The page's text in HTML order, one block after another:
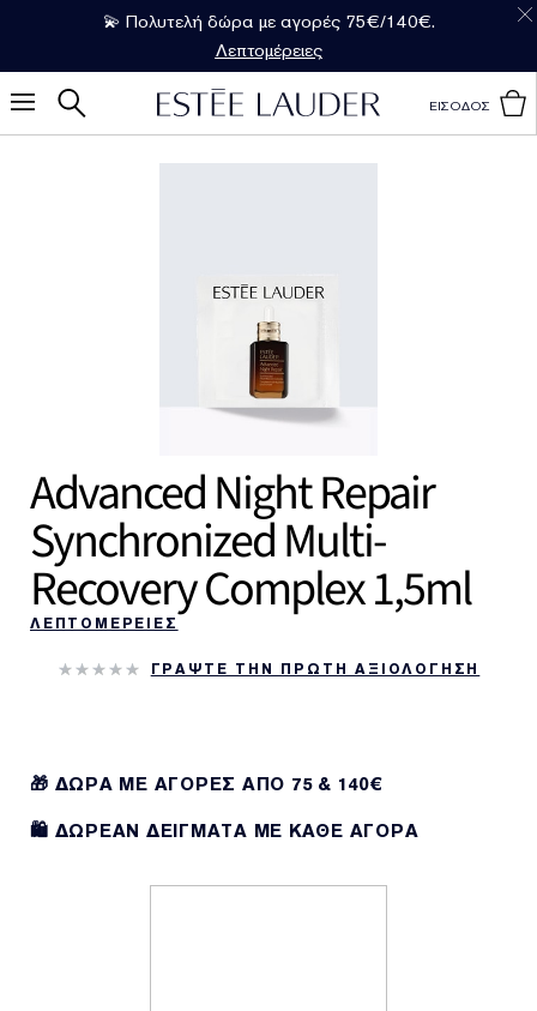
💫 Πολυτελή δώρα με αγορές 75€/140€.
Λεπτομέρειες
ΕΙΣΟΔΟΣ
Advanced Night Repair
Synchronized Multi-
Recovery Complex 1,5ml
ΛΕΠΤΟΜΕΡΕΙΕΣ
ΓΡΑΨΤΕ ΤΗΝ ΠΡΩΤΗ ΑΞΙΟΛΟΓΗΣΗ
🎁 ΔΩΡΑ ΜΕ ΑΓΟΡΕΣ ΑΠΌ 75 & 140€
🛍️ ΔΩΡΕΑΝ ΔΕΙΓΜΑΤΑ ΜΕ ΚΑΘΕ ΑΓΟΡΑ